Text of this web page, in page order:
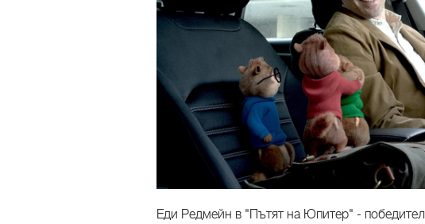
Еди Редмейн в "Пътят на Юпитер" - победител